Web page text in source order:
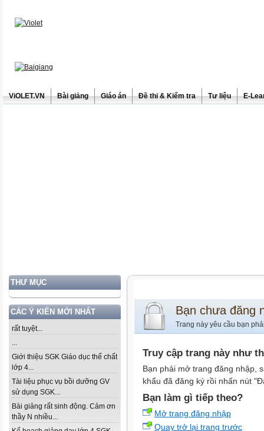
ViOLET.VN Bài giảng Giáo án Đề thi & Kiểm tra Tư liệu E-
THƯ MỤC
CÁC Ý KIẾN MỚI NHẤT
rất tuyệt...
...
Giới thiệu SGK Giáo dục thể chất
lớp 4...
Tài liệu phục vụ bồi dưỡng GV
sử dụng SGK...
Bài giảng rất sinh động. Cảm ơn
thầy N nhiều...
Bạn chưa đăng
Trang này yêu cầu bạn
Truy cập trang này như
Bạn phải mở trang đăng nhập,
khẩu đã đăng ký rồi nhấn nút
Bạn làm gì tiếp theo?
Mở trang đăng nhập
Quay trở lại trang trước